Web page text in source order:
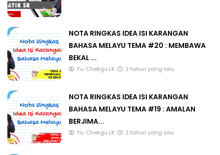
NOTA RINGKAS IDEA ISI KARANGAN
BAHASA MELAYU TEMA #20 : MEMBAWA
BEKAL ...
Yu. Chekgu LK 2 tahun yang lalu
NOTA RINGKAS IDEA ISI KARANGAN
BAHASA MELAYU TEMA #19 : AMALAN
BERJIMA...
Yu. Chekgu LK 2 tahun yang lalu